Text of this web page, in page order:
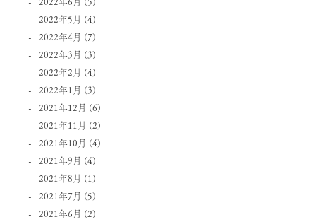
2022年5月 (4)
2022年4月 (7)
2022年3月 (3)
2022年2月 (4)
2022年1月 (3)
2021年12月 (6)
2021年11月 (2)
2021年10月 (4)
2021年9月 (4)
2021年8月 (1)
2021年7月 (5)
2021年6月 (2)